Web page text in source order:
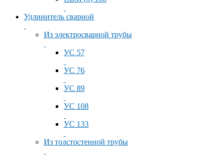
Удлинитель сварной
Из электросварной трубы
УС 57
УС 76
УС 89
УС 108
УС 133
Из толстостенной трубы